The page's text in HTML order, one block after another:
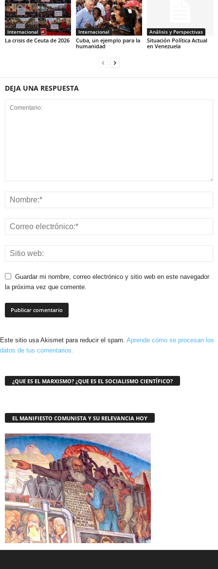
Internacional
La crisis de Ceuta de 2026
Internacional
Cuba, un ejemplo para la
humanidad
Análisis y Perspectivas
Situación Política Actual
en Venezuela
DEJA UNA RESPUESTA
Guardar mi nombre, correo electrónico y sitio web en este navegador
la próxima vez que comente.
Este sitio usa Akismet para reducir el spam. Aprende cómo se procesan los
datos de tus comentarios.
¿QUE ES EL MARXISMO? ¿QUE ES EL SOCIALISMO CIENTÍFICO?
EL MANIFIESTO COMUNISTA Y SU RELEVANCIA HOY